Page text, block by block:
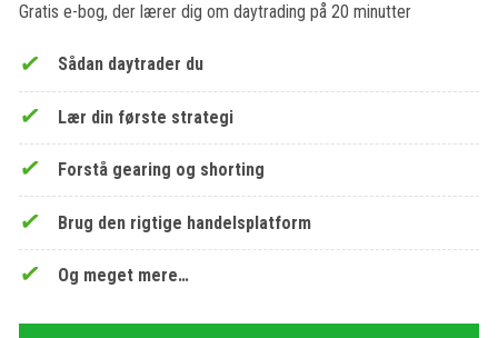
Gratis e-bog, der lærer dig om daytrading på 20 minutter
Sådan daytrader du
Lær din første strategi
Forstå gearing og shorting
Brug den rigtige handelsplatform
Og meget mere…